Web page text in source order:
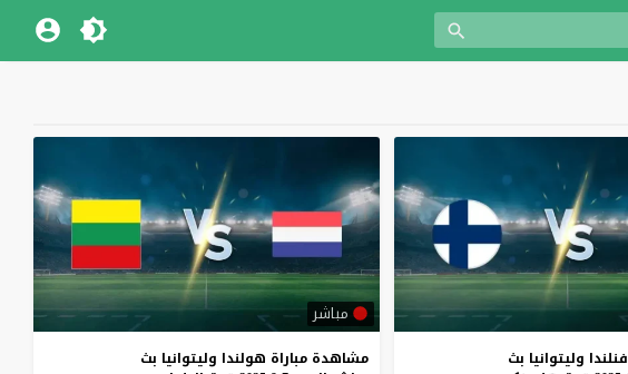
فنلندا وليتوانيا بث
مباشر
مشاهدة مباراة هولندا وليتوانيا بث